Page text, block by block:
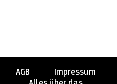
AGB
Impressum